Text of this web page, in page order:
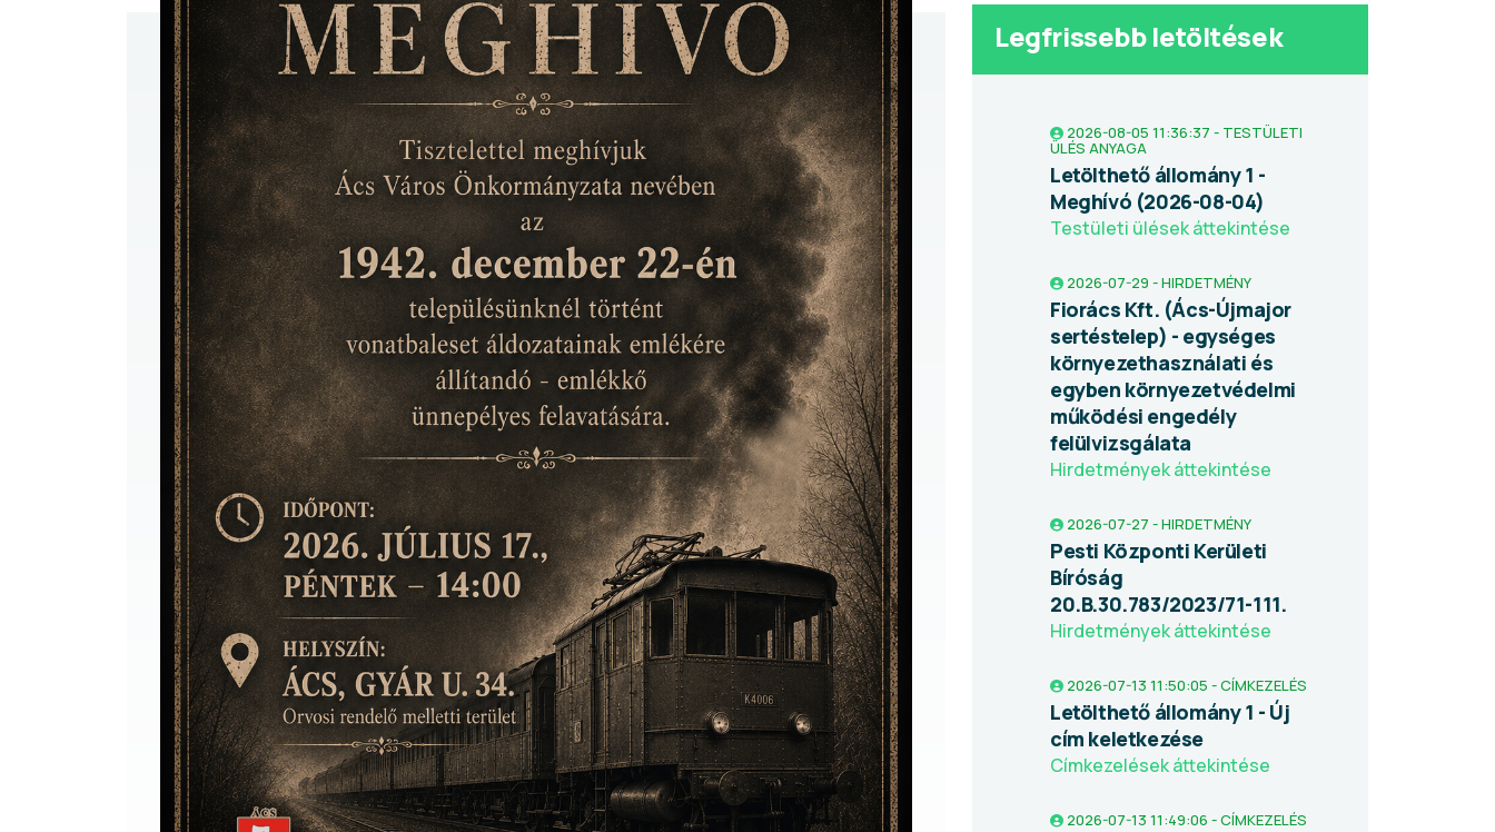
Legfrissebb letöltések
2026-08-05 11:36:37 - TESTÜLETI
ÜLÉS ANYAGA
Letölthető állomány 1 -
Meghívó (2026-08-04)
Testületi ülések áttekintése
2026-07-29 - HIRDETMÉNY
Fiorács Kft. (Ács-Újmajor
sertéstelep) - egységes
környezethasználati és
egyben környezetvédelmi
működési engedély
felülvizsgálata
Hirdetmények áttekintése
2026-07-27 - HIRDETMÉNY
Pesti Központi Kerületi
Bíróság
20.B.30.783/2023/71-111.
Hirdetmények áttekintése
2026-07-13 11:50:05 - CÍMKEZELÉS
Letölthető állomány 1 - Új
cím keletkezése
Címkezelések áttekintése
2026-07-13 11:49:06 - CÍMKEZELÉS